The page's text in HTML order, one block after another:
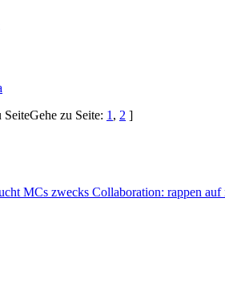
Gehe zu Seite: 1 , 2 ]
MCs zwecks Collaboration: rappen auf